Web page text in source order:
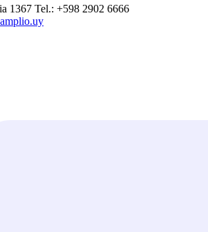
1367 Tel.: +598 2902 6666